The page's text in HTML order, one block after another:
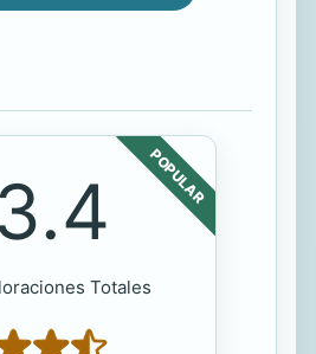
POPULAR
Totales